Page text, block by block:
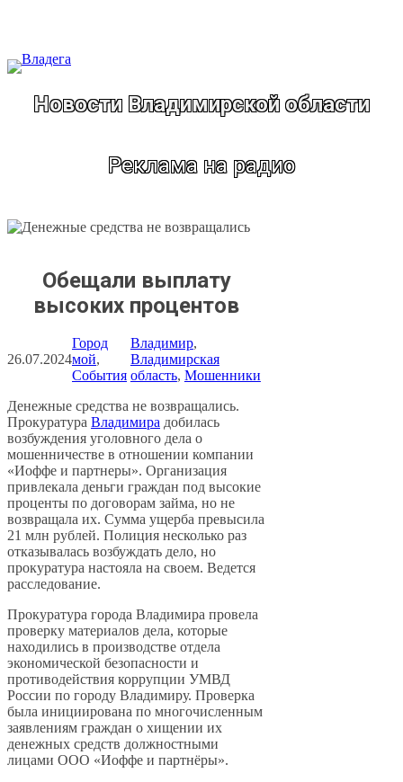
Новости Владимирской области
Реклама на радио
Обещали выплату
высоких процентов
26.07.2024
Город
мой
События
Владимир
Владимирская
область, Мошенники
Денежные средства не возвращались.
Прокуратура Владимира добилась
возбуждения уголовного дела о
мошенничестве в отношении компании
«Иоффе и партнеры». Организация
привлекала деньги граждан под высокие
проценты по договорам займа, но не
возвращала их. Сумма ущерба превысила
21 млн рублей. Полиция несколько раз
отказывалась возбуждать дело, но
прокуратура настояла на своем. Ведется
расследование.
Прокуратура города Владимира провела
проверку материалов дела, которые
находились в производстве отдела
экономической безопасности и
противодействия коррупции УМВД
России по городу Владимиру. Проверка
была инициирована по многочисленным
заявлениям граждан о хищении их
денежных средств должностными
лицами ООО «Иоффе и партнёры».